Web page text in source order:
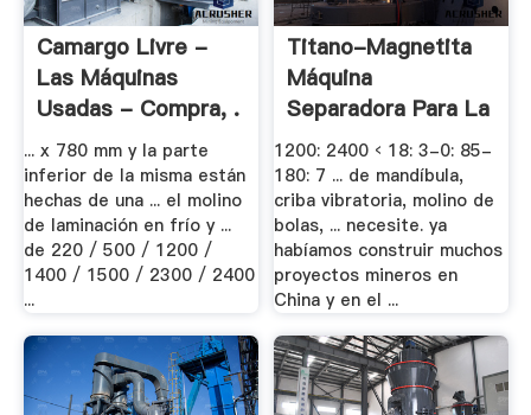
Camargo Livre -
Las Máquinas
Usadas - Compra, .
... x 780 mm y la parte
inferior de la misma están
hechas de una ... el molino
de laminación en frío y ...
de 220 / 500 / 1200 /
1400 / 1500 / 2300 / 2400
...
Titano-Magnetita
Máquina
Separadora Para La
.
1200: 2400 ‹ 18: 3-0: 85-
180: 7 ... de mandíbula,
criba vibratoria, molino de
bolas, ... necesite. ya
habíamos construir muchos
proyectos mineros en
China y en el ...